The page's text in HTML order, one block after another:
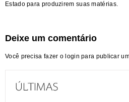
Estado para produzirem suas matérias.
Deixe um comentário
Você precisa fazer o login para publicar